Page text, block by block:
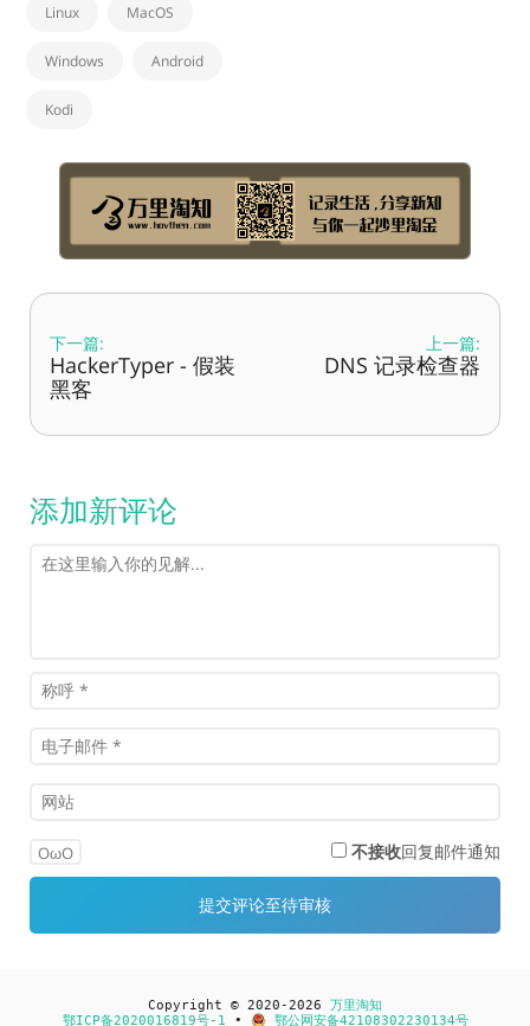
Linux MacOS
Windows Android
Kodi
下一篇:
HackerTyper - 假装
黑客
上一篇:
DNS 记录检查器
添加新评论
OωO 不接收回复邮件通知
Copyright © 2020-2026 万里淘知
鄂ICP备2020016819号-1 • 鄂公网安备42108302230134号